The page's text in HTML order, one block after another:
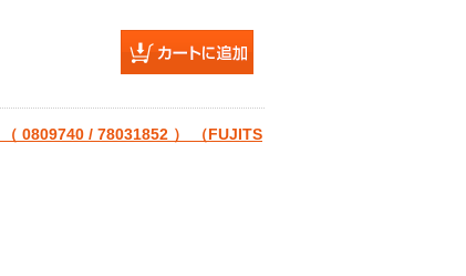
0809740 / 78031852 ） （FUJITS